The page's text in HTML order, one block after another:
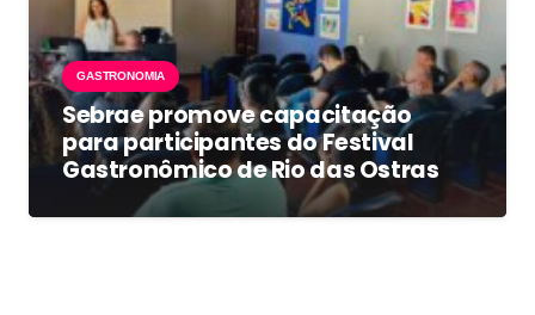
GASTRONOMIA
Sebrae promove capacitação
para participantes do Festival
Gastronômico de Rio das Ostras